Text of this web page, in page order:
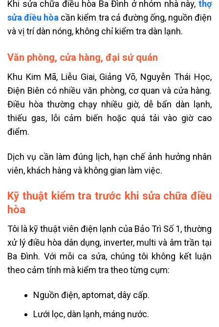
Khi sửa chữa điều hòa Ba Đình ở nhóm nhà này, thợ
sửa điều hòa cần kiểm tra cả đường ống, nguồn điện
và vị trí dàn nóng, không chỉ kiểm tra dàn lạnh.
Văn phòng, cửa hàng, đại sứ quán
Khu Kim Mã, Liễu Giai, Giảng Võ, Nguyễn Thái Học,
Điện Biên có nhiều văn phòng, cơ quan và cửa hàng.
Điều hòa thường chạy nhiều giờ, dễ bẩn dàn lạnh,
thiếu gas, lỗi cảm biến hoặc quá tải vào giờ cao
điểm.
Dịch vụ cần làm đúng lịch, hạn chế ảnh hưởng nhân
viên, khách hàng và không gian làm việc.
Kỹ thuật kiểm tra trước khi sửa chữa điều
hòa
Tôi là kỹ thuật viên điện lạnh của Bảo Trì Số 1, thường
xử lý điều hòa dân dụng, inverter, multi và âm trần tại
Ba Đình. Với mỗi ca sửa, chúng tôi không kết luận
theo cảm tính mà kiểm tra theo từng cụm:
Nguồn điện, aptomat, dây cấp.
Lưới lọc, dàn lạnh, máng nước.